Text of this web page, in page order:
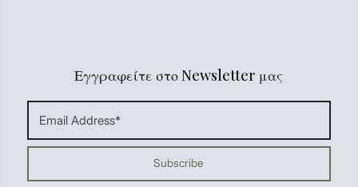
Εγγραφείτε στο Newsletter μας